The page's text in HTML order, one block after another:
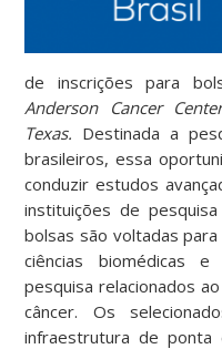
de inscrições para
Anderson Cancer
Texas. Destinada a
brasileiros, essa
conduzir estudos
instituições de
bolsas são voltadas
ciências biomédicas
pesquisa relacionados
câncer. Os
infraestrutura de ponta